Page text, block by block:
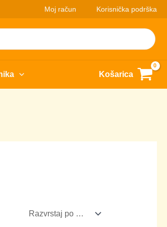
Moj račun Korisnička podrška
Košarica